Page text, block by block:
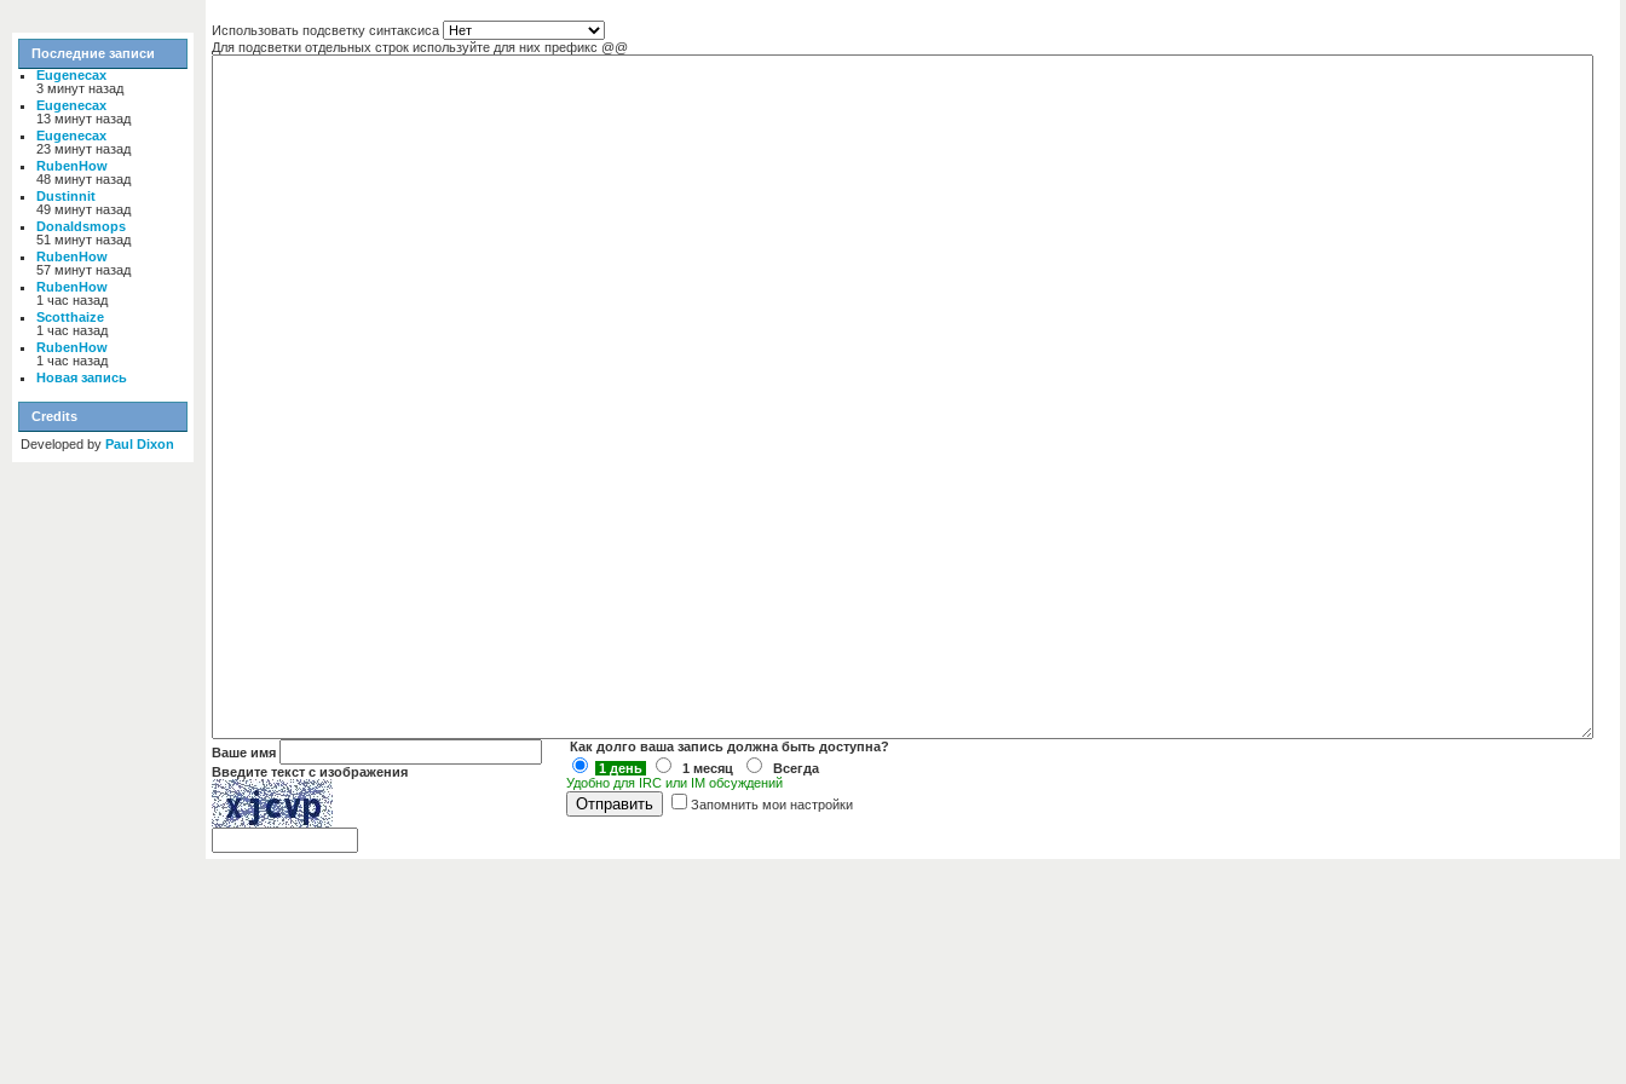
Последние записи
Eugenecax
3 минут назад
Eugenecax
13 минут назад
Eugenecax
23 минут назад
RubenHow
48 минут назад
Dustinnit
49 минут назад
Donaldsmops
51 минут назад
RubenHow
57 минут назад
RubenHow
1 час назад
Scotthaize
1 час назад
RubenHow
1 час назад
Новая запись
Credits
Developed by Paul Dixon
Использовать подсветку синтаксиса
Для подсветки отдельных строк используйте для них префикс @@
Ваше имя
Введите текст с изображения
Как долго ваша запись должна быть доступна?
1 день
1 месяц
Всегда
Удобно для IRC или IM обсуждений
Запомнить мои настройки